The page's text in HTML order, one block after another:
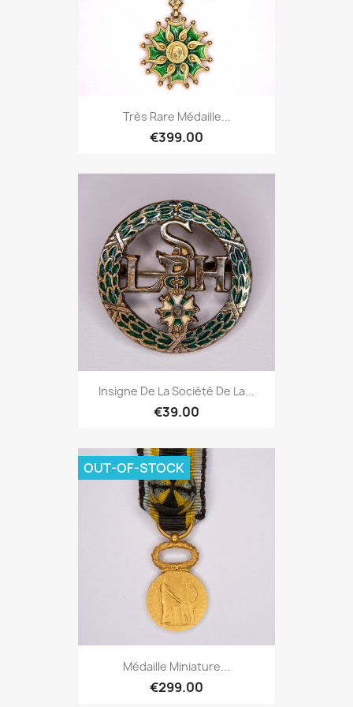
Très Rare Médaille...
€399.00
Insigne De La Société De La...
€39.00
Médaille Miniature...
€299.00
OUT-OF-STOCK